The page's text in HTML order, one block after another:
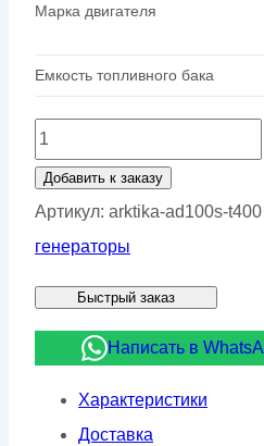
Марка двигателя
Емкость топливного бака
Количество
товара
Дизельный
генератор
АД100С-
Добавить к заказу
Артикул: arktika-ad100s-t400
генераторы
Быстрый заказ
Написать в
Характеристики
Доставка